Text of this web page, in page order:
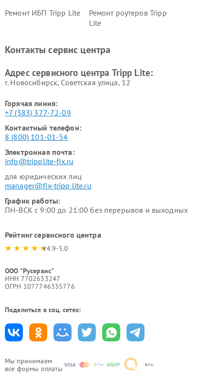
Мы принимаем
все формы оплаты
Ремонт ИБП Tripp Lite
Ремонт роутеров Tripp
Lite
Контакты сервис центра
Адрес сервисного центра Tripp Lite:
г. Новосибирск, Советская улица, 12
Горячая линия:
+7 (383) 377-72-09
Контактный телефон:
8 (800) 101-01-54
Электронная почта:
info@tripplite-fix.ru
для юридических лиц
manager@fix-tripp lite.ru
График работы:
ПН-ВСК с 9:00 до 21:00 без перерывов и выходных
Рейтинг сервисного центра
4.9-5.0
ООО "Русервис"
ИНН 7702633247
ОГРН 1077746335776
Поделиться в соц. сетях: